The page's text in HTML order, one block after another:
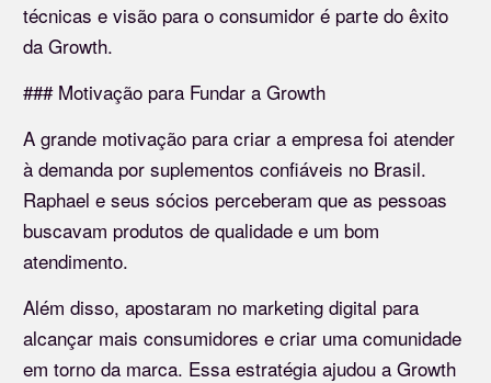
técnicas e visão para o consumidor é parte do êxito
da Growth.
### Motivação para Fundar a Growth
A grande motivação para criar a empresa foi atender
à demanda por suplementos confiáveis no Brasil.
Raphael e seus sócios perceberam que as pessoas
buscavam produtos de qualidade e um bom
atendimento.
Além disso, apostaram no marketing digital para
alcançar mais consumidores e criar uma comunidade
em torno da marca. Essa estratégia ajudou a Growth